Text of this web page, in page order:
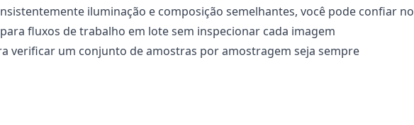
iluminação e composição semelhantes, você pode confiar no
fluxos de trabalho em lote sem inspecionar cada imagem
verificar um conjunto de amostras por amostragem seja sempre